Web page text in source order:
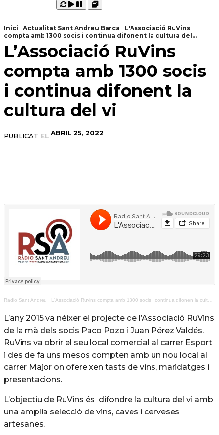
Carregant
Reproduir
Pausar
Open
Inici Actualitat Sant Andreu Barca
L'Associació RuVins
compta amb 1300 socis i continua difonent la cultura del...
L’Associació RuVins
compta amb 1300 socis
i continua difonent la
cultura del vi
PUBLICAT EL ABRIL 25, 2022
Radio Sant Andreu · L'Associació Ruvins compta amb 1300 socis i continua difonen la cultura del vi
L’any 2015 va néixer el projecte de l’Associació RuVins
de la mà dels socis Paco Pozo i Juan Pérez Valdés.
RuVins va obrir el seu local comercial al carrer Esport
i des de fa uns mesos compten amb un nou local al
carrer Major on ofereixen tasts de vins, maridatges i
presentacions.
L’objectiu de RuVins és difondre la cultura del vi amb
una amplia selecció de vins, caves i cerveses
artesanes.